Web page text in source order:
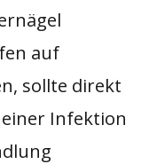
auftreten.
auf
sollte direkt
Infektion